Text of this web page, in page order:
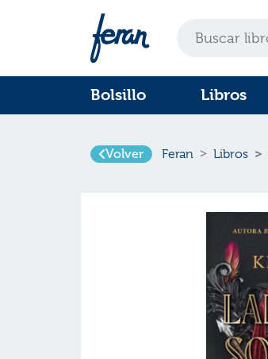
Bolsillo Libros
Volver Feran Libros